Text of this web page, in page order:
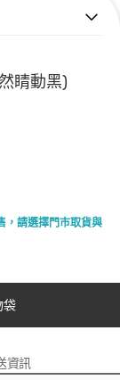
睛動黑)
，請選擇門市取貨與
袋
資訊